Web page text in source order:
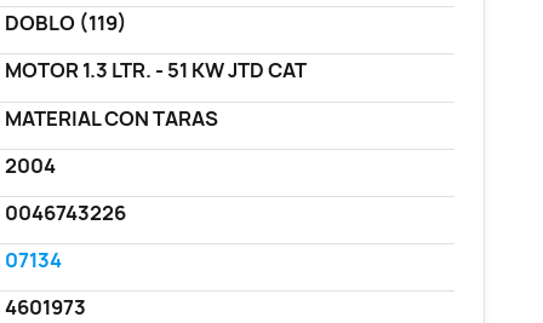
DOBLO (119)
MOTOR 1.3 LTR. - 51 KW JTD CAT
MATERIAL CON TARAS
2004
0046743226
07134
4601973